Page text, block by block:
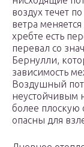
воздух течет
ветра
хребте есть
перевал со
Бернулли,
зависимость
Воздушный
неустойчивым
более плоскую
опасны для